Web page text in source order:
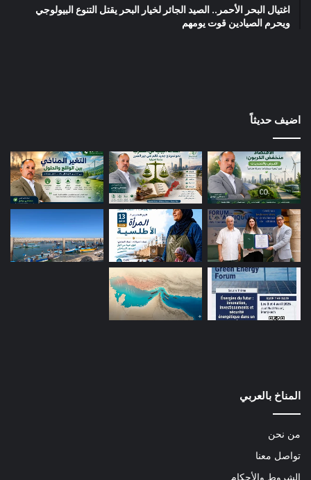
اغتيال البحر الأحمر.. الصيد الجائر لخيار البحر يقتل التنوع البيولوجي
ويحرم الصيادين قوت يومهم
اضيف حديثاً
المناخ بالعربي
من نحن
تواصل معنا
الشروط والأحكام